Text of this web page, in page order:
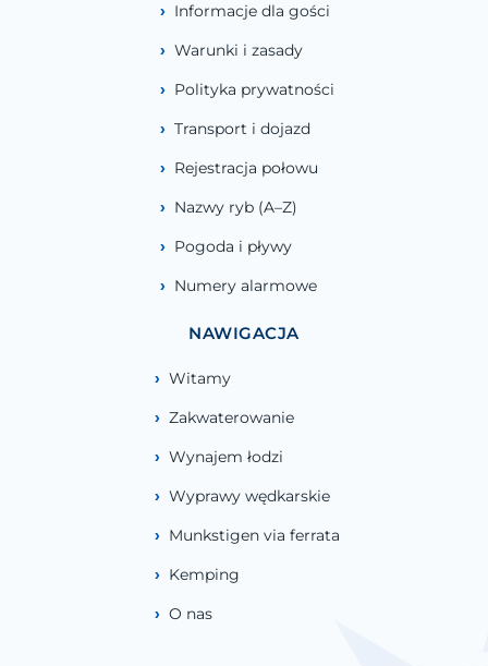
NAWIGACJA
Witamy
Zakwaterowanie
Wynajem łodzi
Wyprawy wędkarskie
Munkstigen via ferrata
Kemping
O nas
Informacje dla gości
Warunki i zasady
Polityka prywatności
Transport i dojazd
Rejestracja połowu
Nazwy ryb (A–Z)
Pogoda i pływy
Numery alarmowe